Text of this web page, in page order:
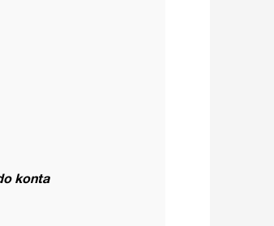
konta